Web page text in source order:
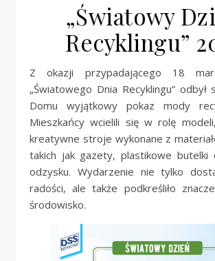
„Światowy
Recyklingu”
Z okazji przypadającego 18 marca 2025 r.
„Światowego Dnia Recyklingu” odbył
Domu wyjątkowy pokaz mody
Mieszkańcy wcielili się w rolę
kreatywne stroje wykonane z
takich jak gazety, plastikowe butelki
odzysku. Wydarzenie nie tylko
radości, ale także podkreśliło
środowisko.